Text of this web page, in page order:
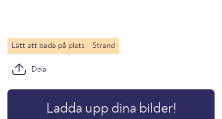
Lätt att bada på plats Strand
Dela
Ladda upp dina bilder!